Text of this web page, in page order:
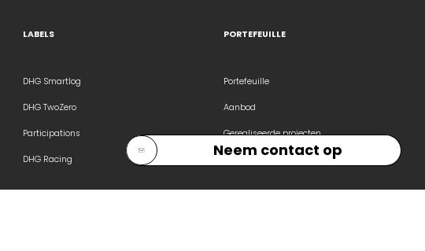
LABELS
DHG Smartlog
DHG TwoZero
Participations
DHG Racing
PORTEFEUILLE
Portefeuille
Aanbod
Gerealiseerde projecten
Neem contact op